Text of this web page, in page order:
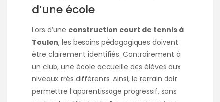
d’une école
Lors d’une construction court de tennis à
Toulon, les besoins pédagogiques doivent
être clairement identifiés. Contrairement à
un club, une école accueille des élèves aux
niveaux très différents. Ainsi, le terrain doit
permettre l’apprentissage progressif, sans